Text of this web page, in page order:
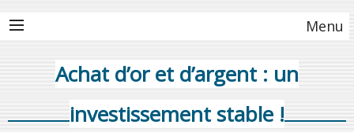
Menu
Achat d’or et d’argent : un
investissement stable !